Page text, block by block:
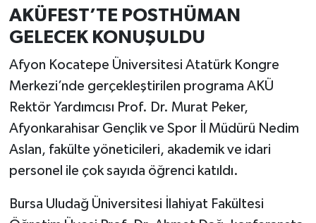
AKÜFEST’TE POSTHÜMAN
GELECEK KONUŞULDU
Afyon Kocatepe Üniversitesi Atatürk Kongre
Merkezi’nde gerçekleştirilen programa AKÜ
Rektör Yardımcısı Prof. Dr. Murat Peker,
Afyonkarahisar Gençlik ve Spor İl Müdürü Nedim
Aslan, fakülte yöneticileri, akademik ve idari
personel ile çok sayıda öğrenci katıldı.
Bursa Uludağ Üniversitesi İlahiyat Fakültesi